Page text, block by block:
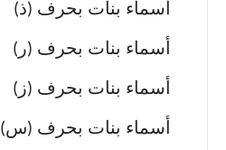
أسماء بنات بحرف (ذ)
أسماء بنات بحرف (ر)
أسماء بنات بحرف (ز)
أسماء بنات بحرف (س)